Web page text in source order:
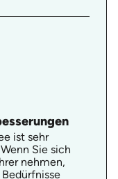
ist sehr
Sie sich
nehmen,